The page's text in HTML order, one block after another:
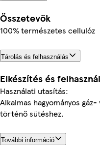
Összetevők
100% természetes cellulóz
Tárolás és felhasználás
Elkészítés és
Használati utasítás:
Alkalmas hagyományos
történő sütéshez.
További információ